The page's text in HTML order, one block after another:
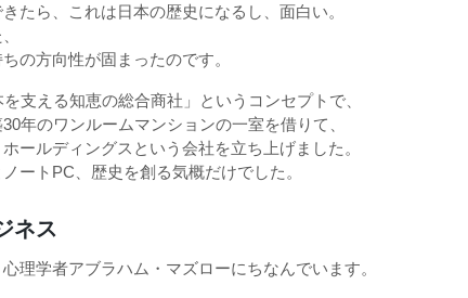
たら、これは日本の歴史になるし、面白い。
の方向性が固まったのです。
支える知恵の総合商社」というコンセプトで、
年のワンルームマンションの一室を借りて、
ールディングスという会社を立ち上げました。
ートPC、歴史を創る気概だけでした。
ネス
理学者アブラハム・マズローにちなんでいます。